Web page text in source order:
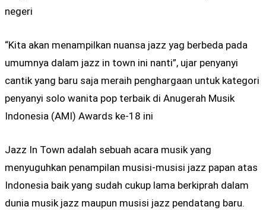
negeri
“Kita akan menampilkan nuansa jazz yag berbeda pada
umumnya dalam jazz in town ini nanti”, ujar penyanyi
cantik yang baru saja meraih penghargaan untuk kategori
penyanyi solo wanita pop terbaik di Anugerah Musik
Indonesia (AMI) Awards ke-18 ini
Jazz In Town adalah sebuah acara musik yang
menyuguhkan penampilan musisi-musisi jazz papan atas
Indonesia baik yang sudah cukup lama berkiprah dalam
dunia musik jazz maupun musisi jazz pendatang baru.